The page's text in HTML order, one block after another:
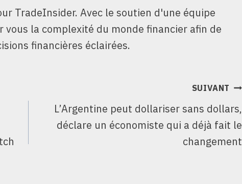
TradeInsider. Avec le soutien d'une équipe
la complexité du monde financier afin de
financières éclairées.
SUIVANT
L’Argentine peut dollariser sans dollars,
déclare un économiste qui a déjà fait le
changement